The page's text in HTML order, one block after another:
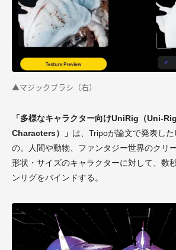
▲マジックブラシ（右）
「多様なキャラクター向けUniRig（Uni-
Characters）」 は、Tripoが論文で発表し
の。人間や動物、ファンタジー世界のクリ
形状・サイズのキャラクターに対して、数
ンリグをバインドする。